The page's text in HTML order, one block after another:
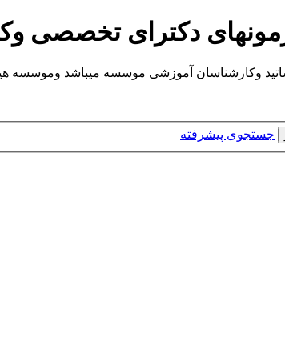
دکترای تخصصی
وکارشناسان آموزشی موسسه میباشد وموسسه هیچگونه
جستجوی پیشرفته